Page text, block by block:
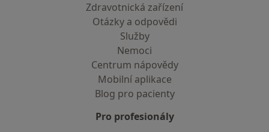
Zdravotnická zařízení
Otázky a odpovědi
Služby
Nemoci
Centrum nápovědy
Mobilní aplikace
Blog pro pacienty
Pro profesionály